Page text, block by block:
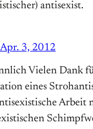
antisexist.
Apr. 3, 2012
Vielen Dank
eines
Arbeit